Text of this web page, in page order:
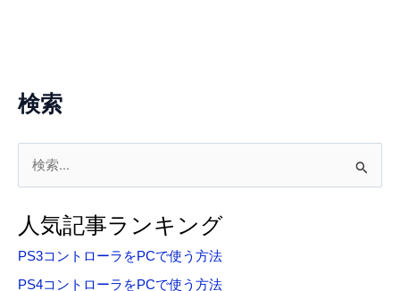
検索
象
:
人気記事ランキング
PS3コントローラをPCで使う方法
PS4コントローラをPCで使う方法